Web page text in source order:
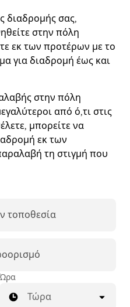
διαδρομής σας,
στην πόλη
εκ των προτέρων με το
για διαδρομή έως και
στην πόλη
από ό,τι στις
μπορείτε να
εκ των
τη στιγμή που
τοποθεσία
Ώρα
Τώρα